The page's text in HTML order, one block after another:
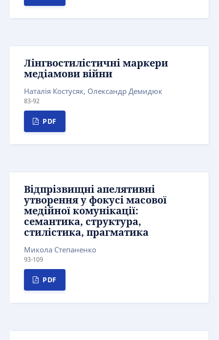
Лінгвостилістичні маркери
медіамови війни
Наталія Костусяк, Олександр Демидюк
83-92
PDF
Відпрізвищні апелятивні
утворення у фокусі масової
медійної комунікації:
семантика, структура,
стилістика, прагматика
Микола Степаненко
93-109
PDF